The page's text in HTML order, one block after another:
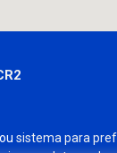
ou sistema para